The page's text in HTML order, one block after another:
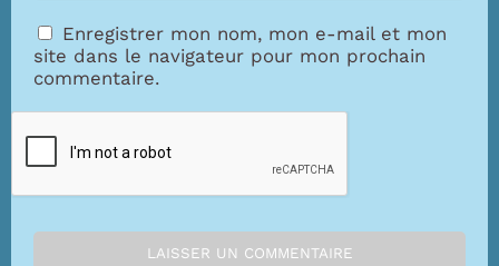
Enregistrer mon nom, mon e-mail et mon
site dans le navigateur pour mon prochain
commentaire.